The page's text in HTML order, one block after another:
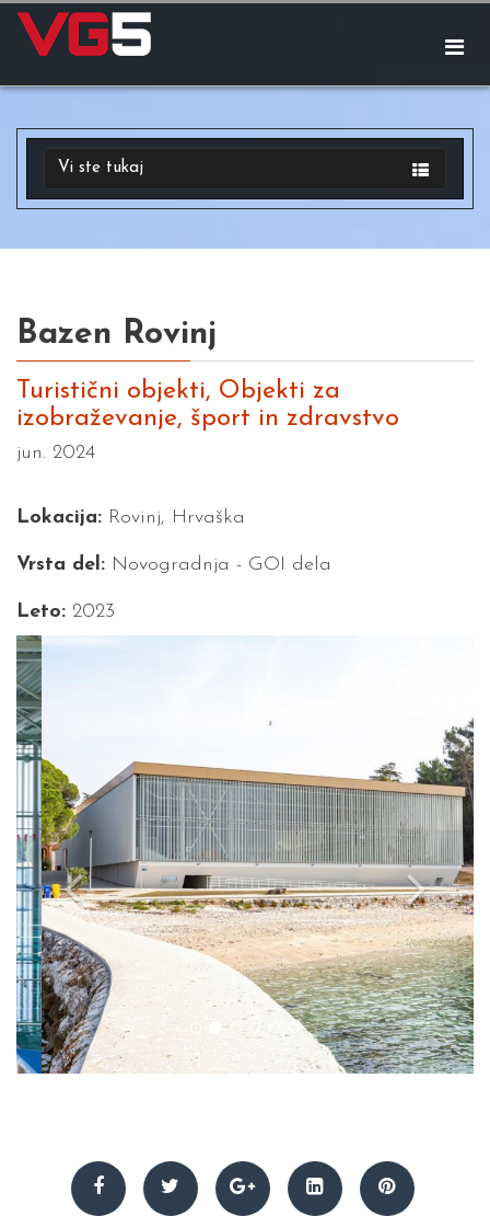
Vi ste tukaj
Bazen Rovinj
Turistični objekti, Objekti za
izobraževanje, šport in zdravstvo
jun. 2024
Lokacija: Rovinj, Hrvaška
Vrsta del: Novogradnja - GOI dela
Leto: 2023
Previous